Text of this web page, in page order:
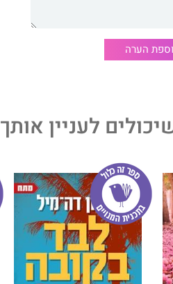
חיים לפיהן. לצד אלה,
טכניקות פשוטות ל"ייצור
הערה
לעניין אותך